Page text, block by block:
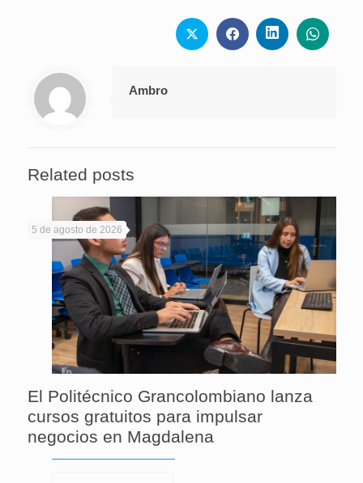
Ambro
Related posts
5 de agosto de 2026
El Politécnico Grancolombiano lanza
cursos gratuitos para impulsar
negocios en Magdalena